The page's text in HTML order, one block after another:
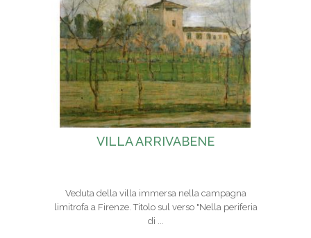
VILLA ARRIVABENE
Veduta della villa immersa nella campagna
limitrofa a Firenze. Titolo sul verso "Nella periferia
di ...